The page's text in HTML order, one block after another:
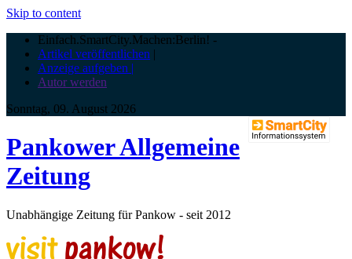
Skip to content
Einfach.SmartCity.Machen:Berlin! -
Artikel veröffentlichen |
Anzeige aufgeben |
Autor werden
Sonntag, 09. August 2026
Pankower Allgemeine
Zeitung
Unabhängige Zeitung für Pankow - seit 2012